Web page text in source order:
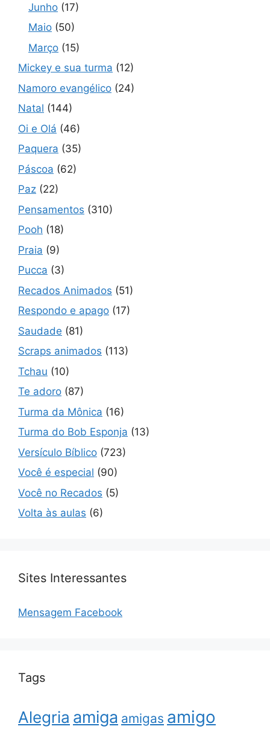
Junho (17)
Maio (50)
Março (15)
Mickey e sua turma (12)
Namoro evangélico (24)
Natal (144)
Oi e Olá (46)
Paquera (35)
Páscoa (62)
Paz (22)
Pensamentos (310)
Pooh (18)
Praia (9)
Pucca (3)
Recados Animados (51)
Respondo e apago (17)
Saudade (81)
Scraps animados (113)
Tchau (10)
Te adoro (87)
Turma da Mônica (16)
Turma do Bob Esponja (13)
Versículo Bíblico (723)
Você é especial (90)
Você no Recados (5)
Volta às aulas (6)
Sites Interessantes
Mensagem Facebook
Tags
Alegria amiga amigas amigo